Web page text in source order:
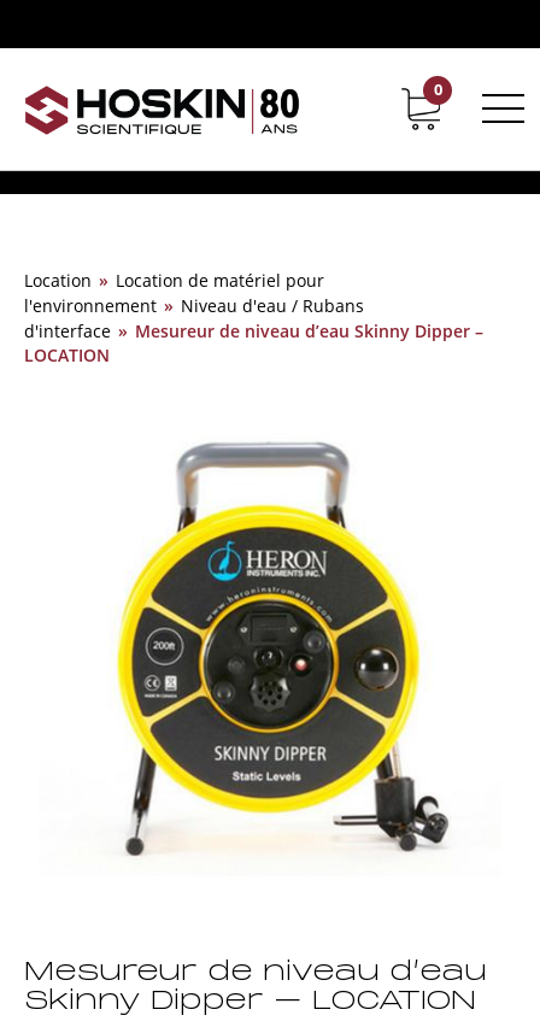
Support Carrières chez Hoskin
0
Location » Location de matériel pour
l'environnement » Niveau d'eau / Rubans
d'interface » Mesureur de niveau d’eau Skinny Dipper –
LOCATION
Mesureur de niveau d’eau
Skinny Dipper – LOCATION